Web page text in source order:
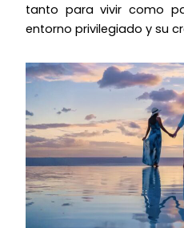
tanto para vivir como
entorno privilegiado y su